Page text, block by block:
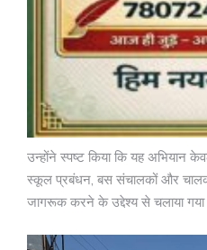
उन्होंने स्पष्ट किया कि यह अभियान
स्कूल प्रबंधन, बस संचालकों और
जागरूक करने के उद्देश्य से चलाया गया